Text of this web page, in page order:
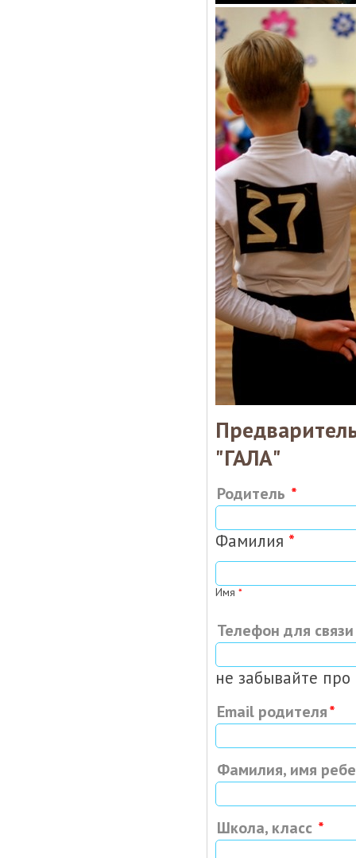
"ГАЛА"
Родитель
Фамилия *
Имя *
Телефон для связи
не забывайте
Email родителя
Фамилия, имя
Школа, класс